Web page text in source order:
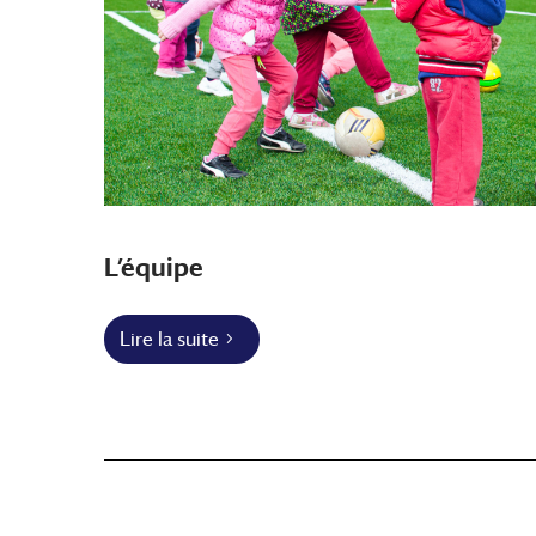
L’équipe
Lire la suite